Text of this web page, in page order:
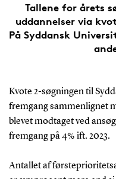
Tallene for årets
uddannelser via
På Syddansk
Kvote 2-søgningen til
fremgang sammenlignet
blevet modtaget ved
fremgang på 4% ift. 2023.
Antallet af